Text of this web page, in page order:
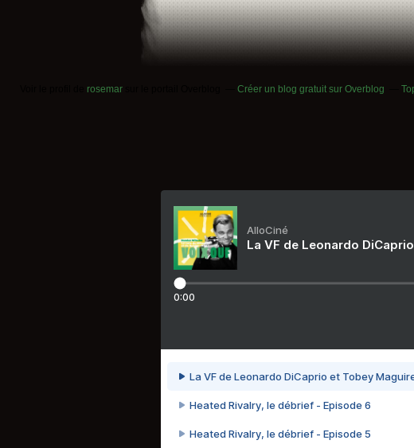
rosemarsur le portail Overblog Créer un blog gratuit sur Overblog
AlloCiné
La VF de Leonardo
0:00
La VF de Leonardo DiCaprio et Tobey
Heated Rivalry, le débrief - Episode 6
Heated Rivalry, le débrief - Episode 5